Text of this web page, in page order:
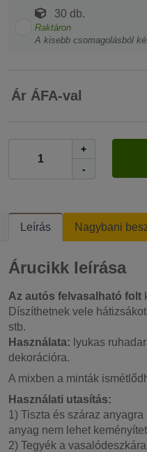
30 db.
Raktáron
A kisebb csomagolásból
Ár ÁFA-val
+
-
Leírás Nagybani
Árucikk leírása
Az autós felvasalható folt
Díszíthetnek vele
stb.
Használata: lyukas
dekorációra.
A mixben a minták
Használati utasítás:
1) Tiszta és száraz
anyag nem lehet
2) Tegyék a